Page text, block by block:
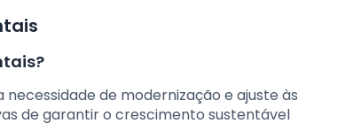
de modernização e ajuste às
de garantir o crescimento sustentável